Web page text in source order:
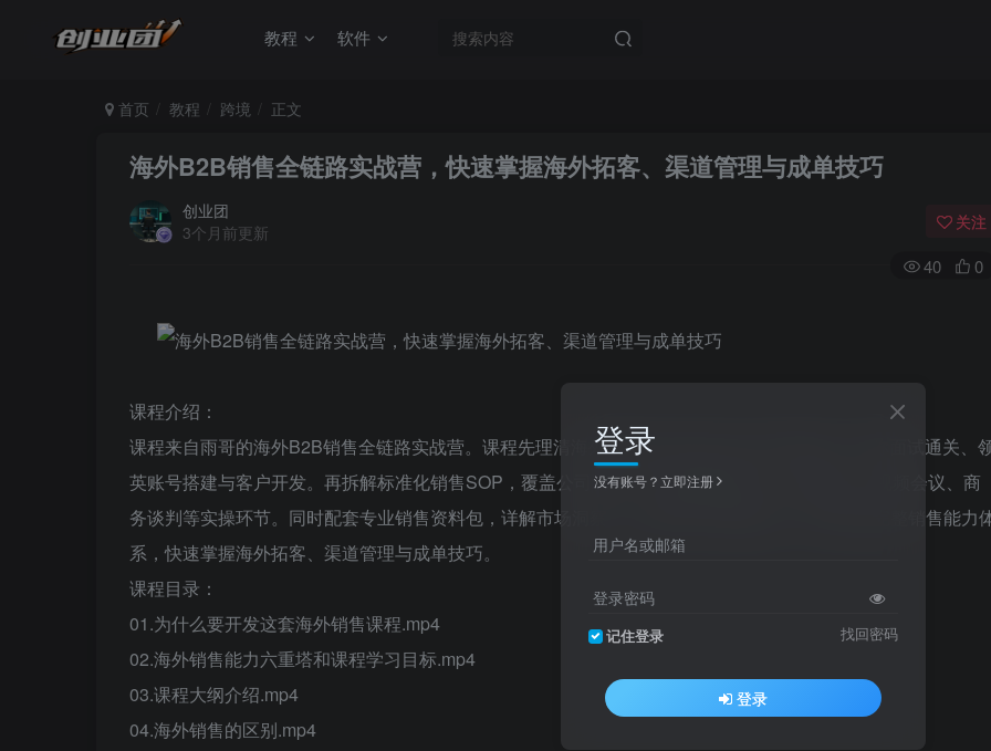
教程 软件
首页 教程 跨境 正文
海外B2B销售全链路实战营，快速掌握海外拓客、渠道管理与成单技巧
创业团
3个月前更新
关注
40 0
课程介绍：
课程来自雨哥的海外B2B销售全链路实战营。课程先理清海外销售核心差异与企业出海阶段，教你面试通关、
英账号搭建与客户开发。再拆解标准化销售SOP，覆盖公司调研、代理商招募签约、渠道维护、视频会议、商
务谈判等实操环节。同时配套专业销售资料包，详解市场洞察、业务策略与战略规划，帮你搭建完整销售能力
系，快速掌握海外拓客、渠道管理与成单技巧。
课程目录：
01.为什么要开发这套海外销售课程.mp4
02.海外销售能力六重塔和课程学习目标.mp4
03.课程大纲介绍.mp4
04.海外销售的区别.mp4
登录
没有账号？立即注册
用户名或邮箱
登录密码
记住登录 找回密码
登录